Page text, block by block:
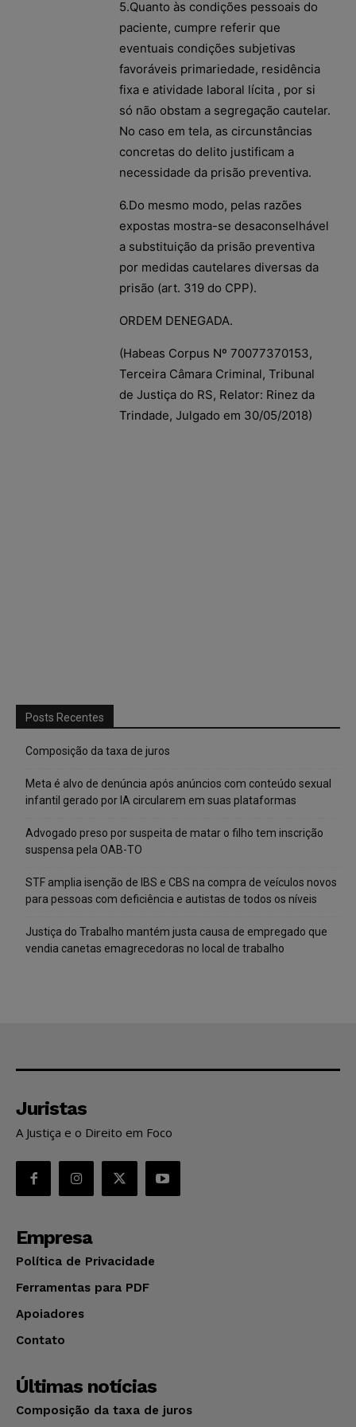
5.Quanto às condições pessoais do
paciente, cumpre referir que
eventuais condições subjetivas
favoráveis primariedade, residência
fixa e atividade laboral lícita , por si
só não obstam a segregação cautelar.
No caso em tela, as circunstâncias
concretas do delito justificam a
necessidade da prisão preventiva.
6.Do mesmo modo, pelas razões
expostas mostra-se desaconselhável
a substituição da prisão preventiva
por medidas cautelares diversas da
prisão (art. 319 do CPP).
ORDEM DENEGADA.
(Habeas Corpus Nº 70077370153,
Terceira Câmara Criminal, Tribunal
de Justiça do RS, Relator: Rinez da
Trindade, Julgado em 30/05/2018)
Posts Recentes
Composição da taxa de juros
Meta é alvo de denúncia após anúncios com conteúdo sexual
infantil gerado por IA circularem em suas plataformas
Advogado preso por suspeita de matar o filho tem inscrição
suspensa pela OAB-TO
STF amplia isenção de IBS e CBS na compra de veículos novos
para pessoas com deficiência e autistas de todos os níveis
Justiça do Trabalho mantém justa causa de empregado que
vendia canetas emagrecedoras no local de trabalho
Juristas
A Justiça e o Direito em Foco
Empresa
Política de Privacidade
Ferramentas para PDF
Apoiadores
Contato
Últimas notícias
Composição da taxa de juros